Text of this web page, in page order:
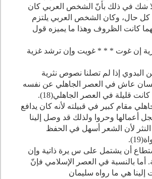
شك في ذلك بأنّ الشخص العربي كان
كل حال، وكان الشخص العربي يلتزم
كانت الظروف وهذا ما يميزه قول
إن غوت * * * غويت وإن ترشد غزية
البدوي إذا لم تصلنا نصوص نثرية
عاش في العصر الجاهلي عن نفسه
كانت قليلة في العصر الجاهلي(18
).
مقام كبير في قبيلته لأنه كان يدافع
أعمالها وحروا ولذلك قد وصل إلينا
لأن الشعر أسهل في الحفظ
19
).
أن يشتمل على س يرة ذاتية وإن
بالنسبة في العصر الإسلامي فإنّ
هي ما رواه سليمان